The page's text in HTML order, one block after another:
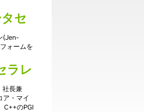
セ
(Jen-
ォームを
ラレ
社長兼
・マイ
C++のPGI